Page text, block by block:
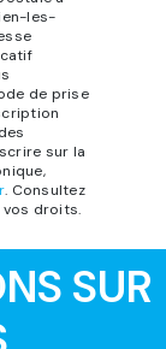
les-
de prise
sur la
. Consultez
vos droits.
SUR